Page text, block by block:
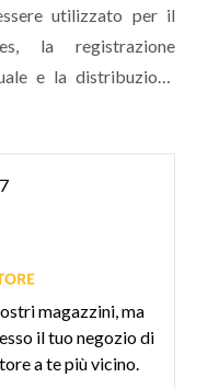
utilizzato per il
la registrazione
e la distribuzione
magazzini, ma
il tuo negozio di
a te più vicino.